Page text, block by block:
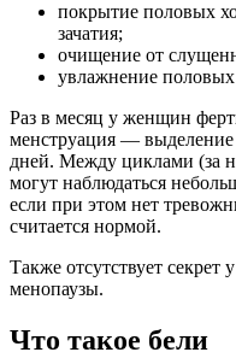
покрытие половых
зачатия;
очищение от
увлажнение половых
Раз в месяц у женщин
менструация — выделение
дней. Между циклами (за
могут наблюдаться
если при этом нет
считается нормой.
Также отсутствует
менопаузы.
Что такое бели